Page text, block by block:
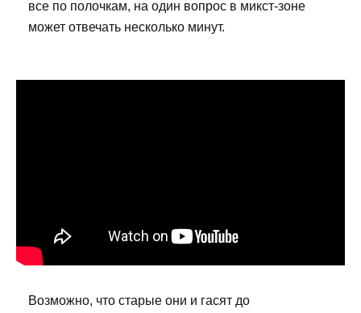
все по полочкам, на один вопрос в микст-зоне
может отвечать несколько минут.
Возможно, что старые они и гасят до